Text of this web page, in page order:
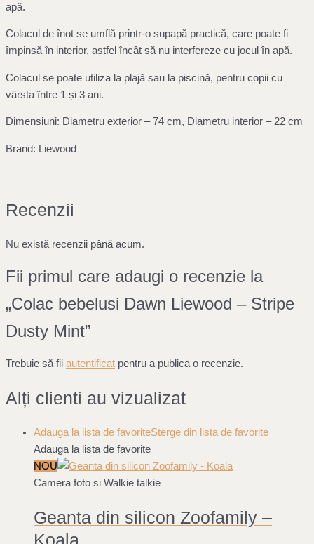
apă.
Colacul de înot se umflă printr-o supapă practică, care poate fi
împinsă în interior, astfel încât să nu interfereze cu jocul în apă.
Colacul se poate utiliza la plajă sau la piscină, pentru copii cu
vârsta între 1 și 3 ani.
Dimensiuni: Diametru exterior – 74 cm, Diametru interior – 22 cm
Brand: Liewood
Recenzii
Nu există recenzii până acum.
Fii primul care adaugi o recenzie la
„Colac bebelusi Dawn Liewood – Stripe
Dusty Mint”
Trebuie să fii autentificat pentru a publica o recenzie.
Alți clienti au vizualizat
Adauga la lista de favoriteSterge din lista de favorite
Adauga la lista de favorite
NOU
Camera foto si Walkie talkie
Geanta din silicon Zoofamily –
Koala